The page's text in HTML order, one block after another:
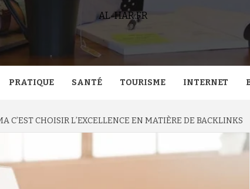
AL-HAR.FR
PRATIQUE SANTÉ TOURISME INTERNET
C’EST CHOISIR L’EXCELLENCE EN MATIÈRE DE BACKLINKS